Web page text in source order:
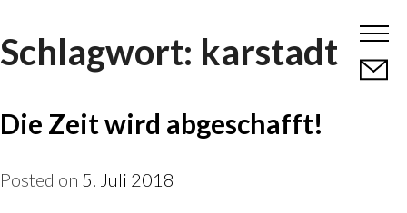
to
content
Schlagwort: karstadt
Die Zeit wird abgeschafft!
Posted on 5. Juli 2018